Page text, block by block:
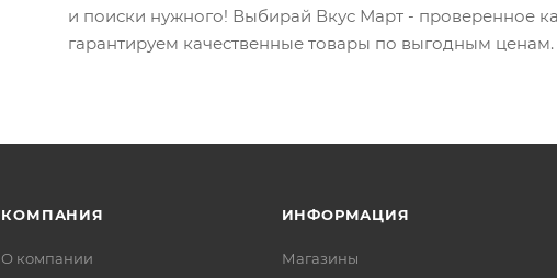
и поиски нужного! Выбирай Вкус Март - проверенное
гарантируем качественные товары по выгодным ценам.
КОМПАНИЯ
О компании
ИНФОРМАЦИЯ
Магазины